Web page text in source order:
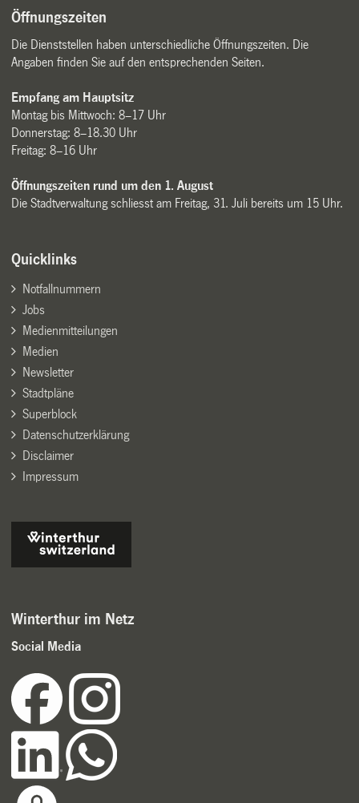
Öffnungszeiten
Die Dienststellen haben unterschiedliche Öffnungszeiten. Die
Angaben finden Sie auf den entsprechenden Seiten.
Empfang am Hauptsitz
Montag bis Mittwoch: 8–17 Uhr
Donnerstag: 8–18.30 Uhr
Freitag: 8–16 Uhr
Öffnungszeiten rund um den 1. August
Die Stadtverwaltung schliesst am Freitag, 31. Juli bereits um 15 Uhr.
Quicklinks
Notfallnummern
Jobs
Medienmitteilungen
Medien
Newsletter
Stadtpläne
Superblock
Datenschutzerklärung
Disclaimer
Impressum
Winterthur im Netz
Social Media